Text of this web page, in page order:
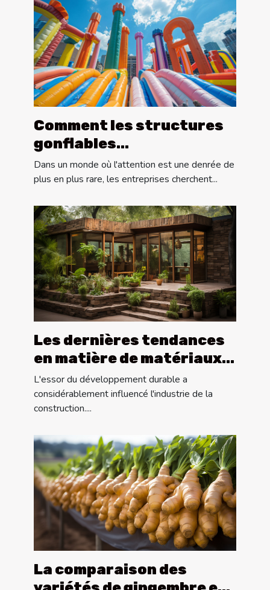
Comment les structures
gonflables
révolutionnent la
communication visuelle
Dans un monde où l'attention est une denrée de
plus en plus rare, les entreprises cherchent...
Les dernières tendances
en matière de matériaux
écologiques pour la
construction
L'essor du développement durable a
considérablement influencé l'industrie de la
construction....
La comparaison des